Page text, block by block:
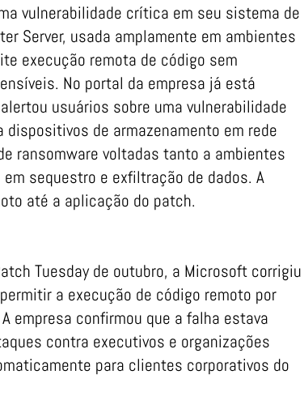
vulnerabilidade crítica em seu sistema de
Server, usada amplamente em ambientes
execução remota de código sem
No portal da empresa já está
usuários sobre uma vulnerabilidade
de armazenamento em rede
ransomware voltadas tanto a ambientes
sequestro e exfiltração de dados. A
até a aplicação do patch.
Tuesday de outubro, a Microsoft corrigiu
a execução de código remoto por
empresa confirmou que a falha estava
contra executivos e organizações
para clientes corporativos do